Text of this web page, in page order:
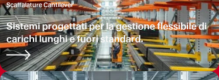
Scaffalature Cantilever
Sistemi progettati per la gestione flessibile di
carichi lunghi e fuori standard.